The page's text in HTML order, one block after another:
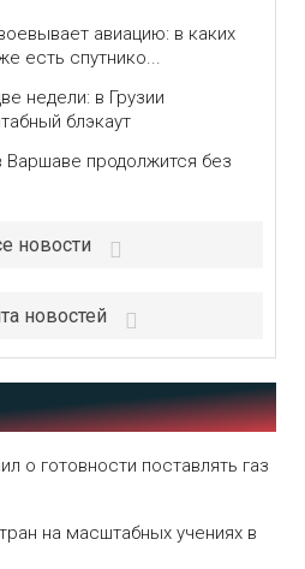
авиацию: в каких
есть спутнико...
недели: в Грузии
блэкаут
Варшаве продолжится без
новости
новостей
о готовности поставлять газ
на масштабных учениях в